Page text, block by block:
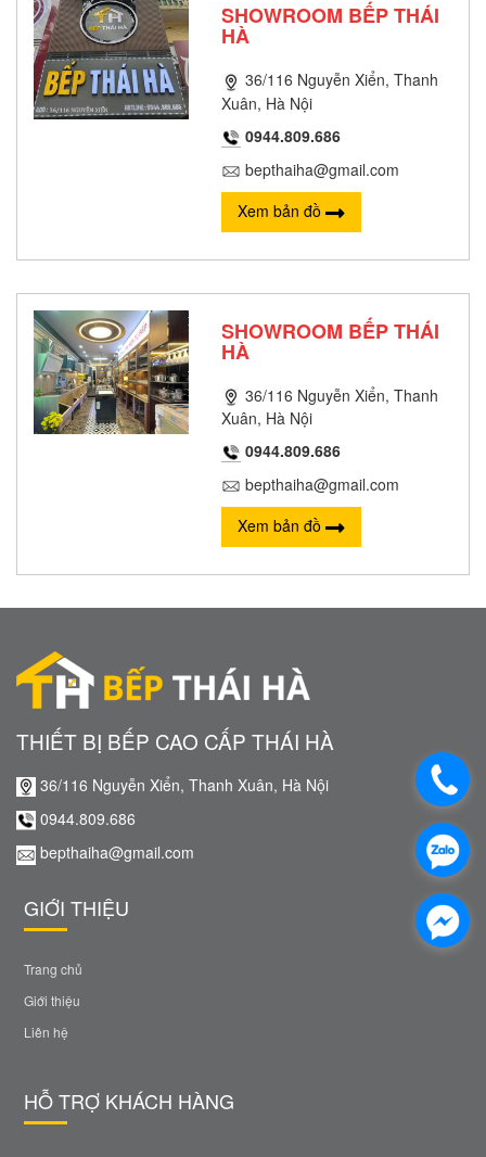
SHOWROOM BẾP THÁI
HÀ
36/116 Nguyễn Xiển, Thanh
Xuân, Hà Nội
0944.809.686
bepthaiha@gmail.com
Xem bản đồ
SHOWROOM BẾP THÁI
HÀ
36/116 Nguyễn Xiển, Thanh
Xuân, Hà Nội
0944.809.686
bepthaiha@gmail.com
Xem bản đồ
THIẾT BỊ BẾP CAO CẤP THÁI HÀ
36/116 Nguyễn Xiển, Thanh Xuân, Hà Nội
0944.809.686
bepthaiha@gmail.com
GIỚI THIỆU
Trang chủ
Giới thiệu
Liên hệ
HỖ TRỢ KHÁCH HÀNG